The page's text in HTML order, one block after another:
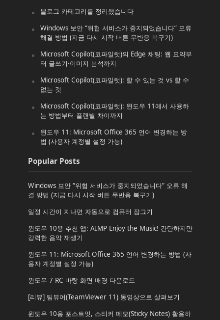
블로그 카테고리를 정리했습니다
Windows 보안 “위협 서비스가 중지되었습니다” 오류
해결 방법 (지금 다시 시작 버튼 무반응 복구기)
Microsoft Copilot(코파일럿)의 Edge 채팅: 웹 요약부
터 글쓰기·이미지 분석까지
Microsoft Copilot(코파일럿): 할 수 있는 것 vs 할 수
없는 것
Microsoft Copilot(코파일럿): 윈도우 11에서 사용하
는 방법부터 플랜별 차이까지
윈도우 11: Microsoft Office 365 언어 변경하는 방
법 (사용자 계정별 설정 가능)
Popular Posts
Windows 보안 “위협 서비스가 중지되었습니다” 오류 해
결 방법 (지금 다시 시작 버튼 무반응 복구기)
일정 시간이 지나면 자동으로 컴퓨터 잠그기
윈도우 10용 추천 앱: AIMP Enjoy the Music! 간단하지만
강력한 음악 재생기
윈도우 11: Microsoft Office 365 언어 변경하는 방법 (사
용자 계정별 설정 가능)
윈도우 7 RC 바탕 화면 배경 다운로드
[리뷰] 팀뷰어(TeamViewer 11) 동영상으로 살펴보기
윈도우 10용 포스트잇, 스티커 메모(Sticky Notes) 활용하